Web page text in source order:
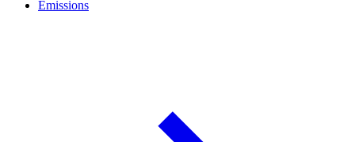
Émissions